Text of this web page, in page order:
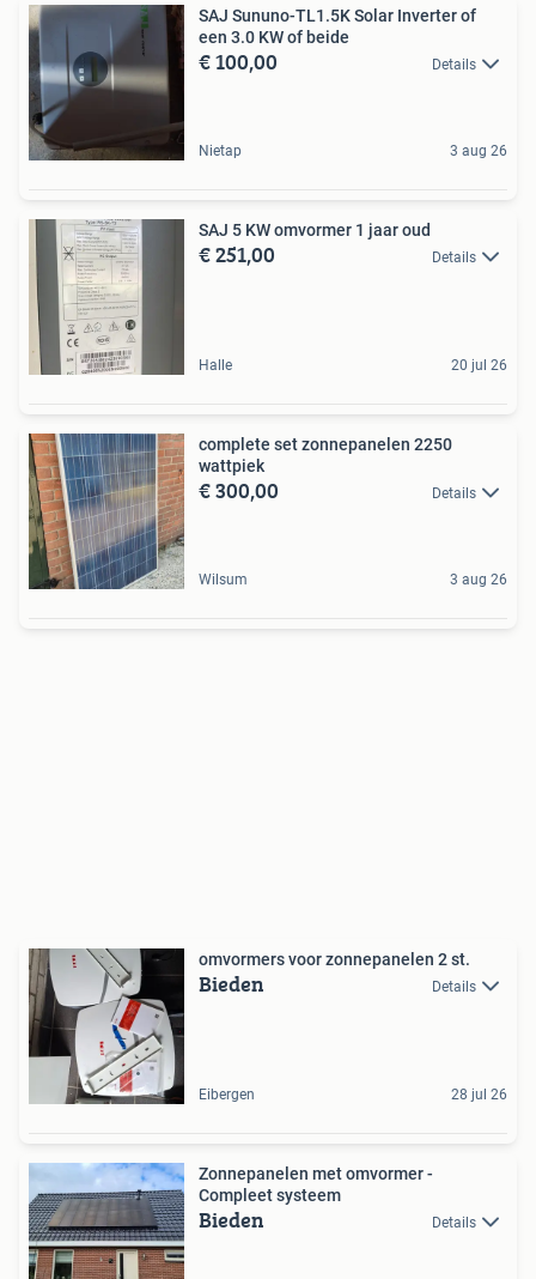
SAJ Sununo-TL1.5K Solar Inverter of
een 3.0 KW of beide
€ 100,00 Details
Nietap 3 aug 26
SAJ 5 KW omvormer 1 jaar oud
€ 251,00 Details
Halle 20 jul 26
complete set zonnepanelen 2250
wattpiek
€ 300,00 Details
Wilsum 3 aug 26
omvormers voor zonnepanelen 2 st.
Bieden Details
Eibergen 28 jul 26
Zonnepanelen met omvormer -
Compleet systeem
Bieden Details